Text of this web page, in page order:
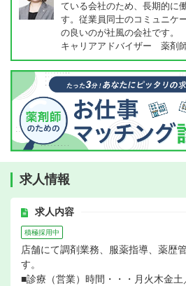
ている会社のため、長期的に
す。従業員同士のコミュニケ
の良いのが社風の会社です。
キャリアアドバイザー 薬剤
求人情報
求人内容
積極採用中
店舗にて調剤業務、服薬指導、薬歴
す。
■診療（営業）時間・・・月火木金